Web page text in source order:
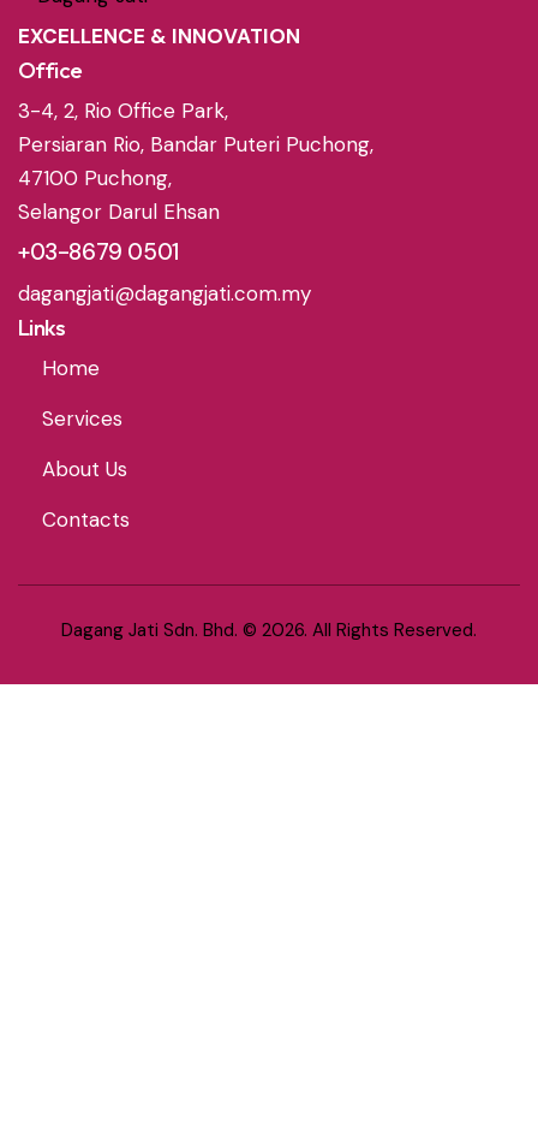
EXCELLENCE & INNOVATION
Office
3-4, 2, Rio Office Park,
Persiaran Rio, Bandar Puteri Puchong,
47100 Puchong,
Selangor Darul Ehsan
+03-8679 0501
dagangjati@dagangjati.com.my
Links
Home
Services
About Us
Contacts
Dagang Jati Sdn. Bhd. © 2026. All Rights Reserved.